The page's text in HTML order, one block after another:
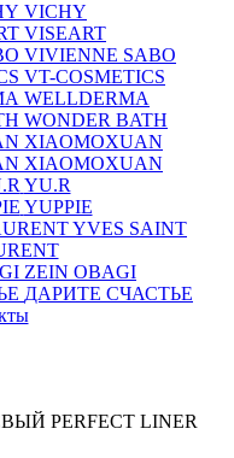
VICHY
VISEART
VIVIENNE SABO
VT-COSMETICS
WELLDERMA
WONDER BATH
XIAOMOXUAN
XIAOMOXUAN
YU.R
YUPPIE
YVES SAINT
ZEIN OBAGI
ДАРИТЕ СЧАСТЬЕ
PERFECT LINER